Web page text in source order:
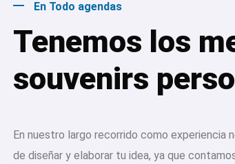
En Todo agendas
Tenemos los
souvenirs
En nuestro largo recorrido como experiencia
de diseñar y elaborar tu idea, ya que